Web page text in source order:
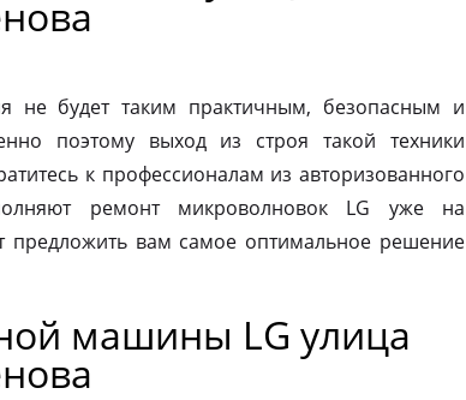
не будет таким практичным, безопасным и
поэтому выход из строя такой техники
к профессионалам из авторизованного
ремонт микроволновок LG уже на
предложить вам самое оптимальное решение
машины LG улица